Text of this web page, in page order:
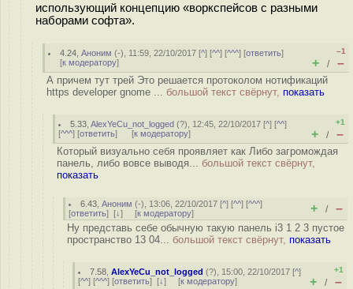
использующий концепцию «воркспейсов с разными
наборами софта».
4.24 ,Аноним (-), 11:59, 22/10/2017 [^] [^^] [^^^] [ответить]
[к модератору]
–1
+ / –
А причем тут трей Это решается протоколом нотификаций
https developer gnome ... большой текст свёрнут, показать
5.33 ,AlexYeCu_not_logged (?), 12:45, 22/10/2017 [^] [^^]
[^^^] [ответить] [к модератору]
+1
+ / –
Который визуально себя проявляет как Либо загромождая
панель, либо вовсе выводя... большой текст свёрнут,
показать
6.43 ,Аноним (-), 13:06, 22/10/2017 [^] [^^] [^^^]
[ответить] [↓] [к модератору] + / –
Ну представь себе обычную такую панель i3 1 2 3 пустое
пространство 13 04... большой текст свёрнут, показать
7.58 ,AlexYeCu_not_logged (?), 15:00, 22/10/2017 [^]
[^^] [^^^] [ответить] [↓] [к модератору]
+1
+ / –